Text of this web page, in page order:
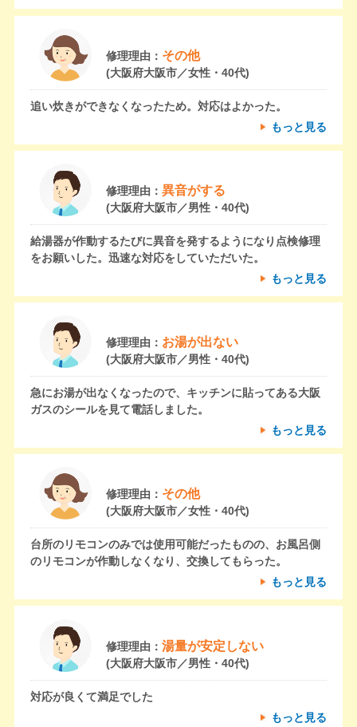
修理理由： その他
(大阪府大阪市／女性・40代)
追い炊きができなくなったため。対応はよかった。
もっと見る
修理理由： 異音がする
(大阪府大阪市／男性・40代)
給湯器が作動するたびに異音を発するようになり点検修理
をお願いした。迅速な対応をしていただいた。
もっと見る
修理理由： お湯が出ない
(大阪府大阪市／男性・40代)
急にお湯が出なくなったので、キッチンに貼ってある大阪
ガスのシールを見て電話しました。
もっと見る
修理理由： その他
(大阪府大阪市／女性・40代)
台所のリモコンのみでは使用可能だったものの、お風呂側
のリモコンが作動しなくなり、交換してもらった。
もっと見る
修理理由： 湯量が安定しない
(大阪府大阪市／男性・40代)
対応が良くて満足でした
もっと見る